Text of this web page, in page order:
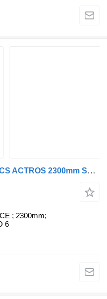
Cabina Mercedes-Benz AROCS ACTROS 2300mm STREAMSPACE TUNNEL MOTORE 170mm per trattore stradale Mercedes-Benz MP4 EURO 6
; 2300mm;
6